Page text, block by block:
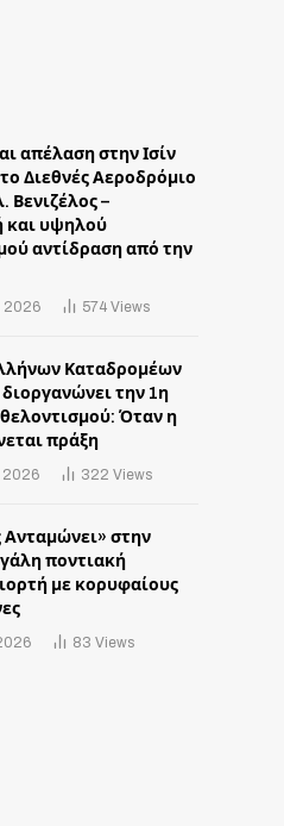
απέλαση στην Ισίν
Διεθνές Αεροδρόμιο
Βενιζέλος –
και υψηλού
αντίδραση από την
2026 574Views
Καταδρομέων
την 1η
Όταν η
πράξη
2026 322Views
Ανταμώνει» στην
ποντιακή
με κορυφαίους
83Views